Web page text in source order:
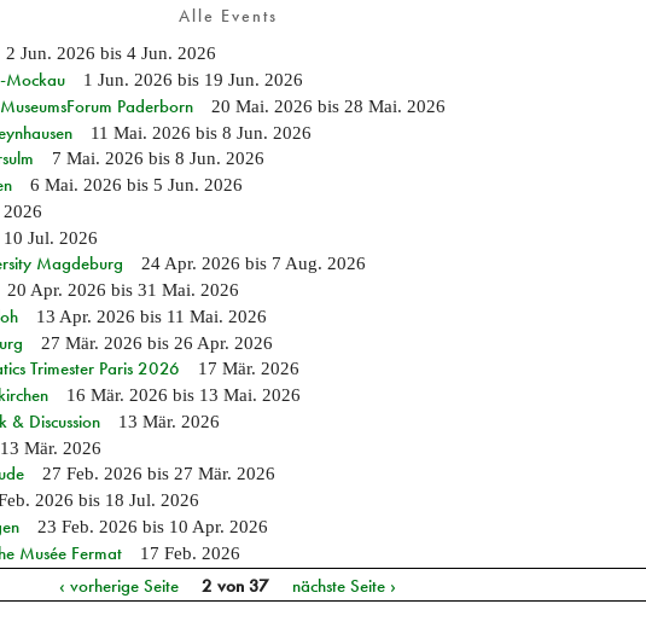
Alle Events
2 Jun. 2026 bis 4 Jun. 2026
Mockau 1 Jun. 2026 bis 19 Jun. 2026
Paderborn 20 Mai. 2026 bis 28 Mai. 2026
11 Mai. 2026 bis 8 Jun. 2026
7 Mai. 2026 bis 8 Jun. 2026
6 Mai. 2026 bis 5 Jun. 2026
10 Jul. 2026
Magdeburg 24 Apr. 2026 bis 7 Aug. 2026
20 Apr. 2026 bis 31 Mai. 2026
13 Apr. 2026 bis 11 Mai. 2026
27 Mär. 2026 bis 26 Apr. 2026
Trimester Paris 2026 17 Mär. 2026
16 Mär. 2026 bis 13 Mai. 2026
& Discussion 13 Mär. 2026
13 Mär. 2026
27 Feb. 2026 bis 27 Mär. 2026
2026 bis 18 Jul. 2026
23 Feb. 2026 bis 10 Apr. 2026
Musée Fermat 17 Feb. 2026
‹ vorherige Seite 2 von 37 nächste Seite ›